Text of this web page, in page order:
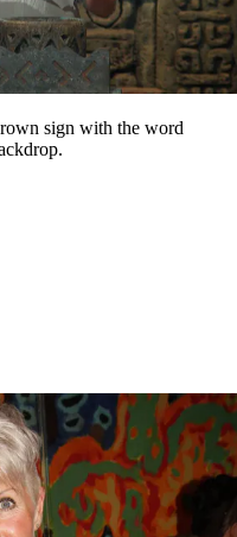
sign with the word